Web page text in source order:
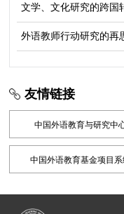
文学、文化研究的跨国
（文/曾光）
外语教师行动研究的再
友情链接
中国外语教育与研究中
中国外语教育基金项目系